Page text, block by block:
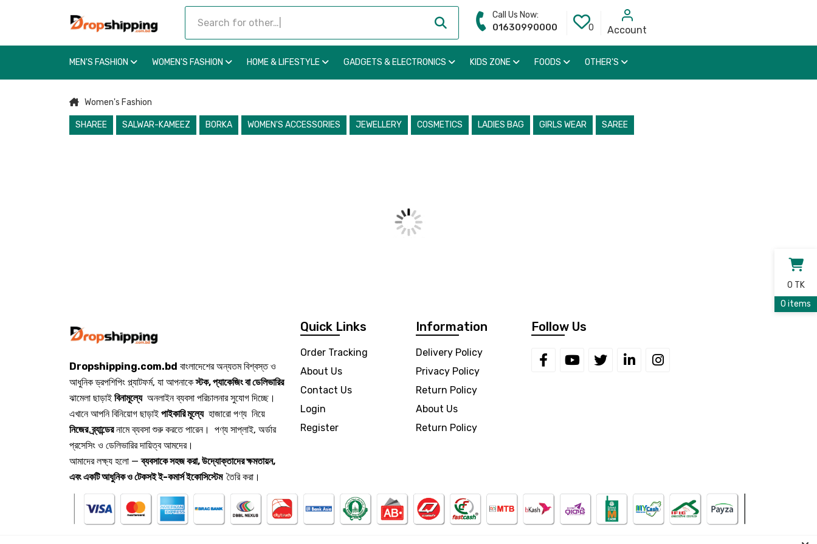
Call Us Now:
01630990000 0 Account
MEN'S FASHION WOMEN'S FASHION HOME & LIFESTYLE GADGETS & ELECTRONICS KIDS ZONE FOODS OTHER'S
Women's Fashion
SHAREE SALWAR-KAMEEZ BORKA WOMEN'S ACCESSORIES JEWELLERY COSMETICS LADIES BAG GIRLS WEAR SAREE
Dropshipping.com.bd বাংলাদেশের অন্যতম বিশ্বস্ত ও
আধুনিক ড্রপশিপিং প্ল্যাটফর্ম, যা আপনাকেস্টক, প্যাকেজিং বা ডেলিভারির
ঝামেলা ছাড়াই বিনামূল্যেঅনলাইন ব্যবসা পরিচালনার সুযোগ দিচ্ছে।
এখানে আপনি বিনিয়োগ ছাড়াই পাইকারি মূল্যেহাজারো পণ্য নিয়ে
নিজের ব্র্যান্ডেরনামে ব্যবসা শুরু করতে পারেন। পণ্য সাপ্লাই, অর্ডার
প্রসেসিং ও ডেলিভারির দায়িত্ব আমদের।
আমাদের লক্ষ্য হলো —ব্যবসাকে সহজ করা, উদ্যোক্তাদের ক্ষমতায়ন,
এবং একটি আধুনিক ও টেকসই ই-কমার্স ইকোসিস্টেম তৈরি করা।
Quick Links
Order Tracking
About Us
Contact Us
Login
Register
Information
Delivery Policy
Privacy Policy
Return Policy
About Us
Return Policy
Follow Us
0 TK
0 items